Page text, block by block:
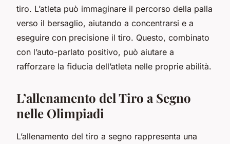
tiro. L’atleta può immaginare il percorso della palla
verso il bersaglio, aiutando a concentrarsi e a
eseguire con precisione il tiro. Questo, combinato
con l’auto-parlato positivo, può aiutare a
rafforzare la fiducia dell’atleta nelle proprie abilità.
L’allenamento del Tiro a Segno
nelle Olimpiadi
L’allenamento del tiro a segno rappresenta una